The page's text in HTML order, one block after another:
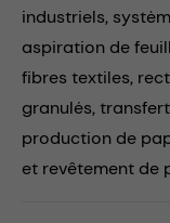
industriels,
aspiration de
fibres textiles,
granulés,
production de
et revêtement de